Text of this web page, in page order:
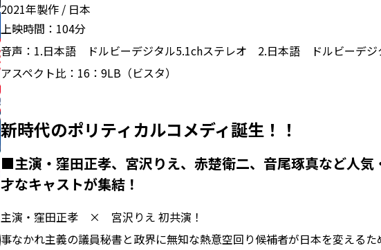
2021年製作
日本
上映時間： 104分
音声： 1.日本語 ドルビーデジタル5.1chステレオ 2.日本語 ドルビーデジ
アスペクト比： 16：9LB（ビスタ）
新時代のポリティカルコメディ誕生！！
■主演・窪田正孝、宮沢りえ、赤楚衛二、音尾琢真など人気
才なキャストが集結！
主演・窪田正孝 × 宮沢りえ 初共演！
事なかれ主義の議員秘書と政界に無知な熱意空回り候補者が日本を変える